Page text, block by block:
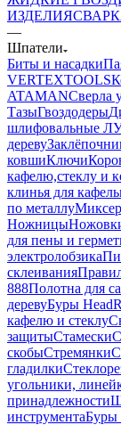
ИЗДЕЛИЯ
—
Шпатели
Биты и насадки
VERTEXTOOLS
ATAMANСверла
ТазыГвоздодеры
шлифовальные
дереву
ковшиКлючи
кафелю,стеклу и
клинья для
по металлу
Ножницы
для пены и
электролобзика
склеивания
888Полотна для
деревуБуры
кафелю и стеклу
защитыСтамески
скобыСтремянки
гладилки
угольники,
принадлежности
инструментаБуры